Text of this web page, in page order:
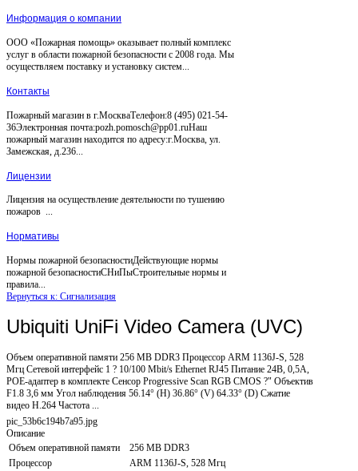
Информация о компании
ООО «Пожарная помощь» оказывает полный комплекс
услуг в области пожарной безопасности с 2008 года. Мы
осуществляем поставку и установку систем...
Контакты
Пожарный магазин в г.МоскваТелефон:8 (495) 021-54-
36Электронная почта:pozh.pomosch@pp01.ruНаш
пожарный магазин находится по адресу:г.Москва, ул.
Замежская, д.236...
Лицензии
Лицензия на осуществление деятельности по тушению
пожаров ...
Нормативы
Нормы пожарной безопасностиДействующие нормы
пожарной безопасностиСНиПыСтроительные нормы и
правила...
Вернуться к: Сигнализация
Ubiquiti UniFi Video Camera (UVC)
Объем оперативной памяти 256 MB DDR3 Процессор ARM 1136J-S, 528
Мгц Сетевой интерфейс 1 ? 10/100 Mbit/s Ethernet RJ45 Питание 24В, 0,5А,
POE-адаптер в комплекте Сенсор Progressive Scan RGB CMOS ?" Объектив
F1.8 3,6 мм Угол наблюдения 56.14° (H) 36.86° (V) 64.33° (D) Сжатие
видео H.264 Частота ...
pic_53b6c194b7a95.jpg
Описание
Объем оперативной памяти
256 MB DDR3
Процессор
ARM 1136J-S, 528 Мгц